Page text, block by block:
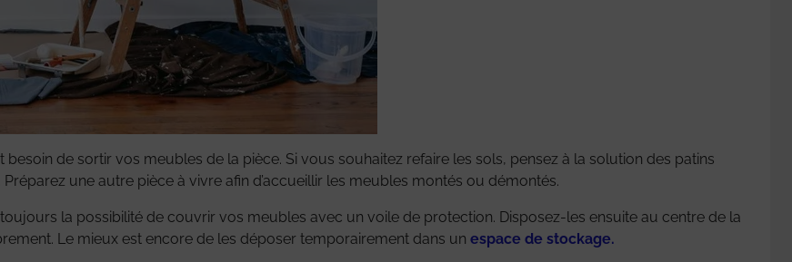
de sortir vos meubles de la pièce. Si vous souhaitez refaire les sols, pensez à la solution des patins
une autre pièce à vivre afin d’accueillir les meubles montés ou démontés.
la possibilité de couvrir vos meubles avec un voile de protection. Disposez-les ensuite au centre de la
Le mieux est encore de les déposer temporairement dans un espace de stockage.